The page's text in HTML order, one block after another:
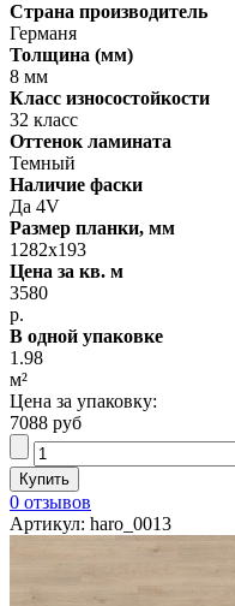
Страна производитель
Германя
Толщина (мм)
8 мм
Класс износостойкости
32 класс
Оттенок ламината
Темный
Наличие фаски
Да 4V
Размер планки, мм
1282х193
Цена за кв. м
3580
р.
В одной упаковке
1.98
м²
Цена за упаковку:
7088 руб
0 отзывов
Артикул: haro_0013